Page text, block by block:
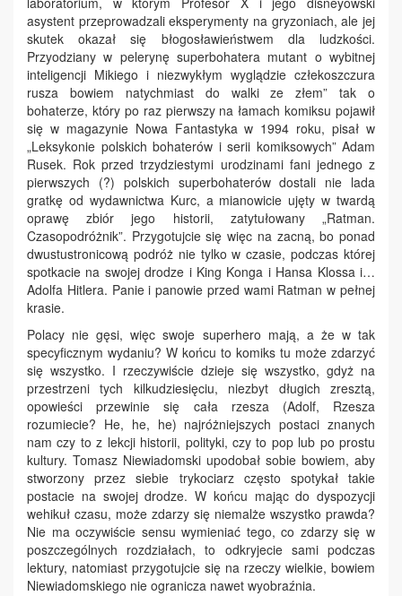
asystent przeprowadzali eksperymenty na gryzoniach, ale jej
skutek okazał się błogosławieństwem dla ludzkości.
Przyodziany w pelerynę superbohatera mutant o wybitnej
inteligencji Mikiego i niezwykłym wyglądzie człekoszczura
rusza bowiem natychmiast do walki ze złem” tak o
bohaterze, który po raz pierwszy na łamach komiksu pojawił
się w magazynie Nowa Fantastyka w 1994 roku, pisał w
„Leksykonie polskich bohaterów i serii komiksowych” Adam
Rusek. Rok przed trzydziestymi urodzinami fani jednego z
pierwszych (?) polskich superbohaterów dostali nie lada
gratkę od wydawnictwa Kurc, a mianowicie ujęty w twardą
oprawę zbiór jego historii, zatytułowany „Ratman.
Czasopodróżnik”. Przygotujcie się więc na zacną, bo ponad
dwustustronicową podróż nie tylko w czasie, podczas której
spotkacie na swojej drodze i King Konga i Hansa Klossa i…
Adolfa Hitlera. Panie i panowie przed wami Ratman w pełnej
krasie.
Polacy nie gęsi, więc swoje superhero mają, a że w tak
specyficznym wydaniu? W końcu to komiks tu może zdarzyć
się wszystko. I rzeczywiście dzieje się wszystko, gdyż na
przestrzeni tych kilkudziesięciu, niezbyt długich zresztą,
opowieści przewinie się cała rzesza (Adolf, Rzesza
rozumiecie? He, he, he) najróżniejszych postaci znanych
nam czy to z lekcji historii, polityki, czy to pop lub po prostu
kultury. Tomasz Niewiadomski upodobał sobie bowiem, aby
stworzony przez siebie trykociarz często spotykał takie
postacie na swojej drodze. W końcu mając do dyspozycji
wehikuł czasu, może zdarzy się niemalże wszystko prawda?
Nie ma oczywiście sensu wymieniać tego, co zdarzy się w
poszczególnych rozdziałach, to odkryjecie sami podczas
lektury, natomiast przygotujcie się na rzeczy wielkie, bowiem
Niewiadomskiego nie ogranicza nawet wyobraźnia.